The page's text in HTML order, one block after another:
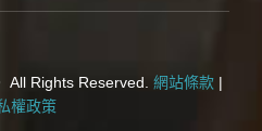
All Rights Reserved. 網站條款 |
權政策